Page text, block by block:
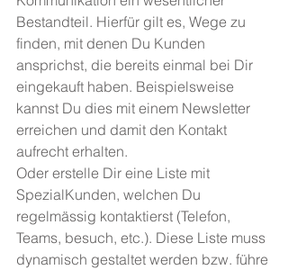
Bestandteil. Hierfür gilt es, Wege zu
finden, mit denen Du Kunden
ansprichst, die bereits einmal bei Dir
eingekauft haben. Beispielsweise
kannst Du dies mit einem Newsletter
erreichen und damit den Kontakt
aufrecht erhalten.
Oder erstelle Dir eine Liste mit
SpezialKunden, welchen Du
regelmässig kontaktierst (Telefon,
Teams, besuch, etc.). Diese Liste muss
dynamisch gestaltet werden bzw. führe